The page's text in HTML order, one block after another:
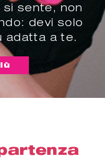
sente, non
devi solo
adatta a te.